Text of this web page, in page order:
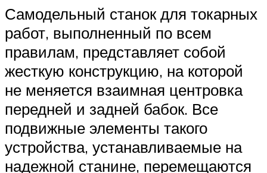
Самодельный станок для токарных
работ, выполненный по всем
правилам, представляет собой
жесткую конструкцию, на которой
не меняется взаимная центровка
передней и задней бабок. Все
подвижные элементы такого
устройства, устанавливаемые на
надежной станине, перемещаются